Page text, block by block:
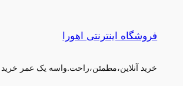
فروشگاه اینترنتی اهورا
خرید آنلاین،مطمئن،راحت.واسه یک عمر خرید